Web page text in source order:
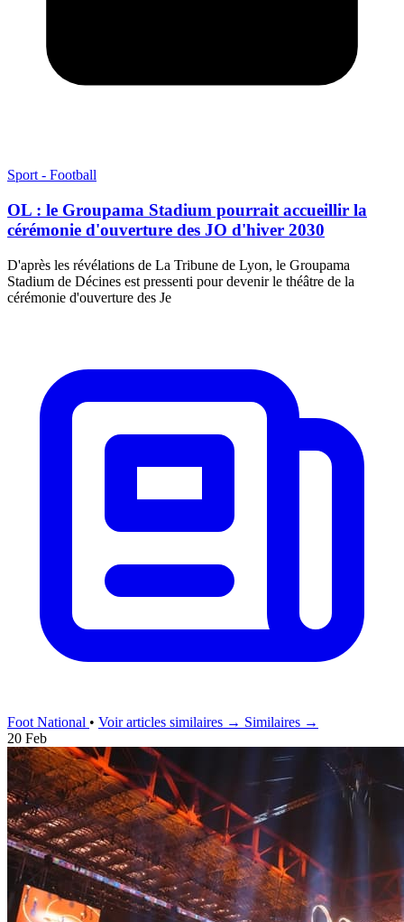
Sport - Football
OL : le Groupama Stadium pourrait accueillir la
cérémonie d'ouverture des JO d'hiver 2030
D'après les révélations de La Tribune de Lyon, le Groupama
Stadium de Décines est pressenti pour devenir le théâtre de la
cérémonie d'ouverture des Je
Foot National • Voir articles similaires → Similaires →
20 Feb